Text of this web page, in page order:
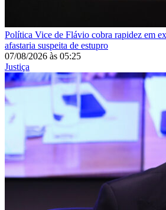
Política Vice de Flávio cobra rapidez em
afastaria suspeita de estupro
07/08/2026 às 05:25
Justiça